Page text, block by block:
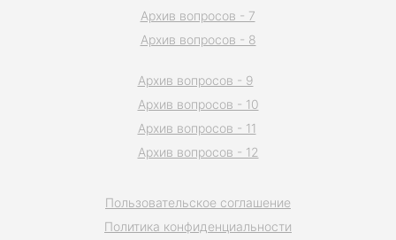
Пользовательское соглашение
Политика конфиденциальности
Архив вопросов - 7
Архив вопросов - 8
Архив вопросов - 9
Архив вопросов - 10
Архив вопросов - 11
Архив вопросов - 12